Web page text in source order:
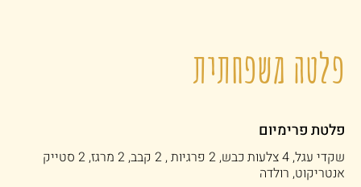
פלטה משפחתית
פלטת פרימיום
שקדי עגל, 4 צלעות כבש, 2 פרגיות , 2 קבב, 2 מרגז, 2 סטייק
אנטריקוט, רולדה